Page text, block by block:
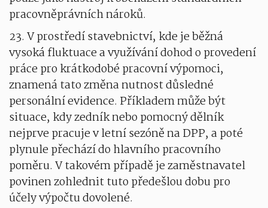
pracovněprávních nároků.
23. V prostředí stavebnictví, kde je běžná
vysoká fluktuace a využívání dohod o provedení
práce pro krátkodobé pracovní výpomoci,
znamená tato změna nutnost důsledné
personální evidence. Příkladem může být
situace, kdy zedník nebo pomocný dělník
nejprve pracuje v letní sezóně na DPP, a poté
plynule přechází do hlavního pracovního
poměru. V takovém případě je zaměstnavatel
povinen zohlednit tuto předešlou dobu pro
účely výpočtu dovolené.